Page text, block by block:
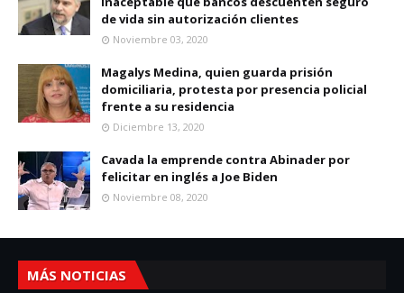
de vida sin autorización clientes
Noviembre 03, 2020
Magalys Medina, quien guarda prisión
domiciliaria, protesta por presencia policial
frente a su residencia
Diciembre 13, 2020
Cavada la emprende contra Abinader por
felicitar en inglés a Joe Biden
Noviembre 08, 2020
MÁS NOTICIAS